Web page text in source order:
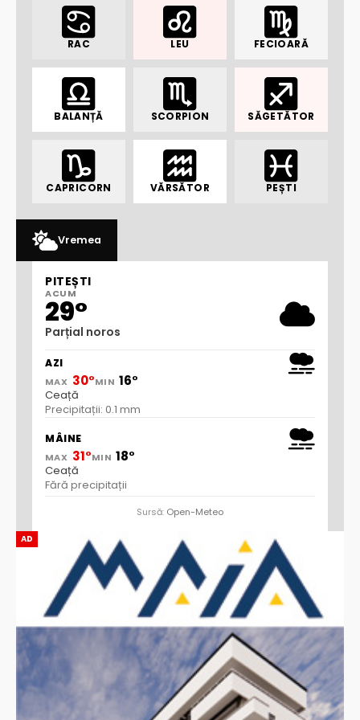
AD
RAC LEU FECIOARĂ
BALANȚĂ SCORPION SĂGETĂTOR
CAPRICORN VĂRSĂTOR PEȘTI
Vremea
PITEȘTI
ACUM
29°
Parțial noros
AZI
MAX 30°MIN 16°
Ceață
Precipitații: 0.1 mm
MÂINE
MAX 31°MIN 18°
Ceață
Fără precipitații
Sursă: Open-Meteo